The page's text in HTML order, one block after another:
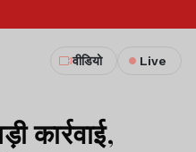
वीडियो Live
कार्रवाई,